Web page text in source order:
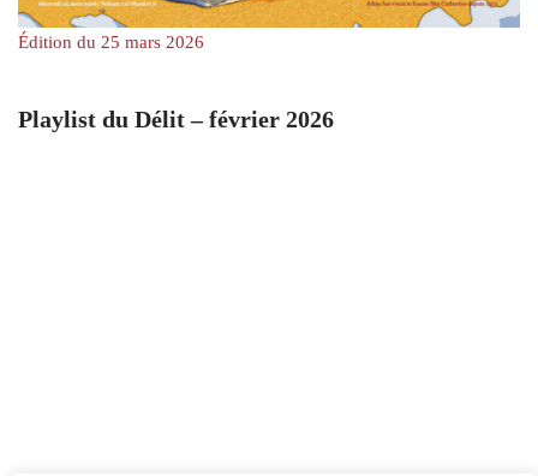
Édition du 25 mars 2026
Playlist du Délit – février 2026